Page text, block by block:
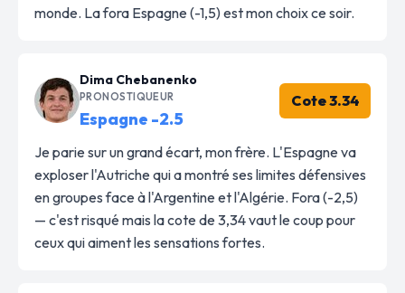
monde. La fora Espagne (-1,5) est mon choix ce soir.
Dima Chebanenko
PRONOSTIQUEUR
Espagne -2.5
Cote 3.34
Je parie sur un grand écart, mon frère. L'Espagne va
exploser l'Autriche qui a montré ses limites défensives
en groupes face à l'Argentine et l'Algérie. Fora (-2,5)
— c'est risqué mais la cote de 3,34 vaut le coup pour
ceux qui aiment les sensations fortes.